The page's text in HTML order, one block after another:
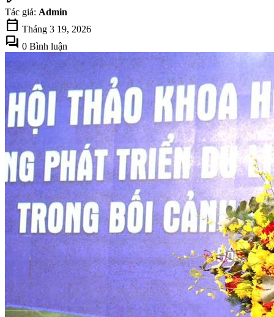
Tác giả: Admin
calendar_today Tháng 3 19, 2026
forum 0 Bình luận